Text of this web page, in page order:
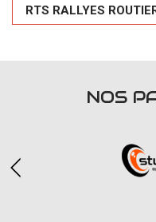
RTS RALLYES
NOS